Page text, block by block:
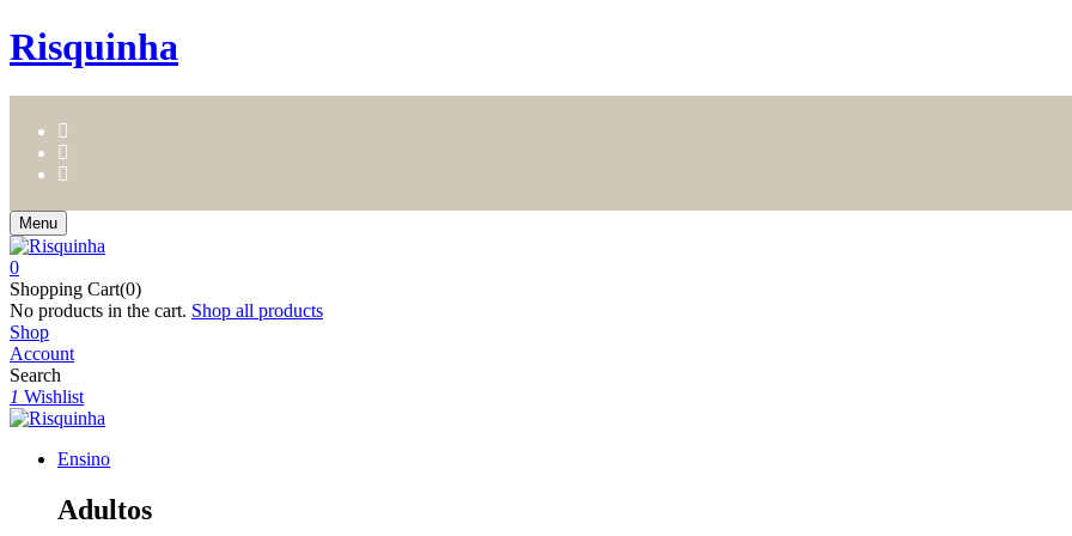
Risquinha
Menu
0
Shopping Cart(0)
No products in the cart. Shop all products
Shop
Account
Search
1 Wishlist
Ensino
Adultos